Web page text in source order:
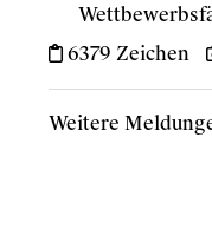
6379 Zeichen
Weitere